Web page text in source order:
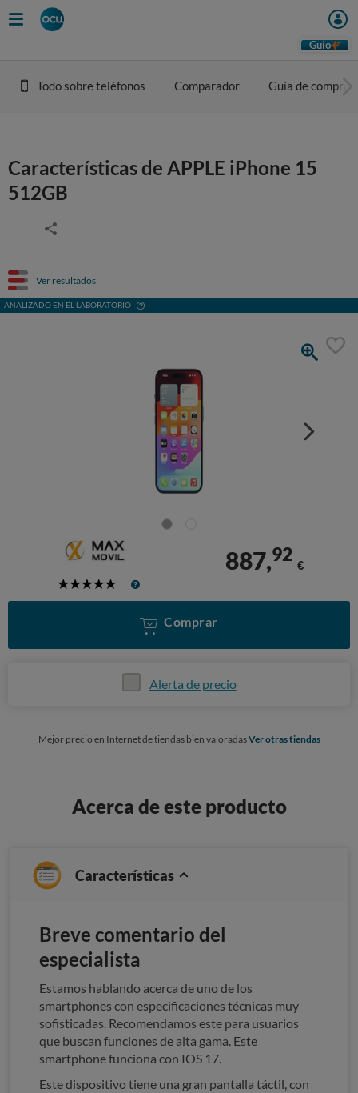
Guio
Todo sobre teléfonos Comparador Guía de compra
Características de APPLE iPhone 15
512GB
Ver resultados
ANALIZADO EN EL LABORATORIO
5
887,92
€
Comprar
Alerta de precio
Mejor precio en Internet de tiendas bien valoradasVer otras tiendas
Acerca de este producto
Características
Breve comentario del
especialista
Estamos hablando acerca de uno de los
smartphones con especificaciones técnicas muy
sofisticadas. Recomendamos este para usuarios
que buscan funciones de alta gama. Este
smartphone funciona con IOS 17.
Este dispositivo tiene una gran pantalla táctil, con